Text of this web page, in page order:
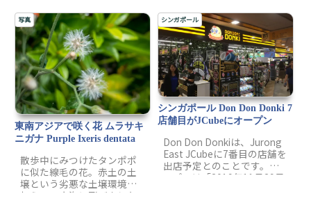
縄料理が食べられます。夏
バテした身体に染み渡る沖
縄料理は、体に良いだけで
なくヘルシーで、旅の疲れ
を癒やしてくれるでしょ
う。
旺盛で日本やインドネシア
でも野生化していて見るこ
とができます。半耐寒性の
宿根草ですが、日本の暖地
では戸外で冬越も可能で
す。紫色または青色の美し
い花を咲かせます。
写真
東南アジアで咲く花 ムラサキ
ニガナ Purple Ixeris dentata
散歩中にみつけたタンポポ
に似た線毛の花。赤土の土
壌という劣悪な土壌環境に
加え、一度海に飛び出した
シンガポール
シンガポール Don Don Donki 7
店舗目がJCubeにオープン
Don Don Donkiは、Jurong
East JCubeに7番目の店舗を
出店予定とのことです。オ
ープンは「2019年11月29日